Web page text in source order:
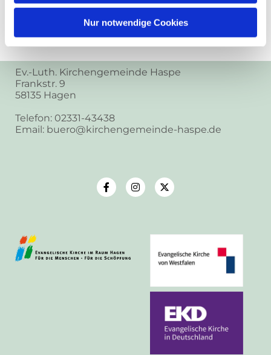
Nur notwendige Cookies
Ev.-Luth. Kirchengemeinde Haspe
Frankstr. 9
58135 Hagen
Telefon: 02331-43438
Email: buero@kirchengemeinde-haspe.de